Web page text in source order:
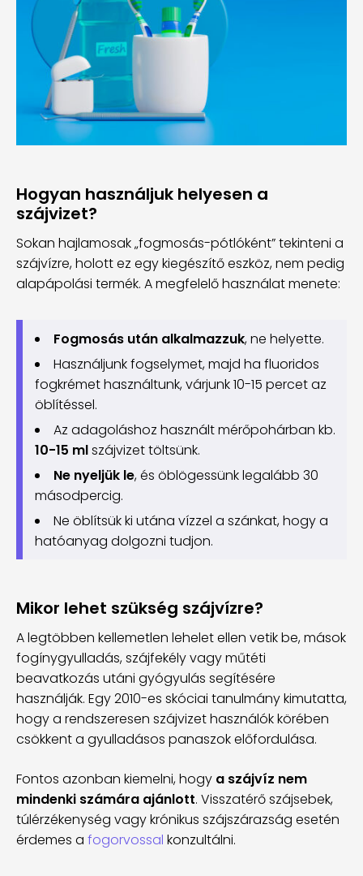
Hogyan használjuk helyesen a
szájvizet?
Sokan hajlamosak „fogmosás-pótlóként” tekinteni a
szájvízre, holott ez egy kiegészítő eszköz, nem pedig
alapápolási termék. A megfelelő használat menete:
Fogmosás után alkalmazzuk, ne helyette.
Használjunk fogselymet, majd ha fluoridos
fogkrémet használtunk, várjunk 10-15 percet az
öblítéssel.
Az adagoláshoz használt mérőpohárban kb.
10-15 mlszájvizet töltsünk.
Ne nyeljük le, és öblögessünk legalább 30
másodpercig.
Ne öblítsük ki utána vízzel a szánkat, hogy a
hatóanyag dolgozni tudjon.
Mikor lehet szükség szájvízre?
A legtöbben kellemetlen lehelet ellen vetik be, mások
fogínygyulladás, szájfekély vagy műtéti
beavatkozás utáni gyógyulás segítésére
használják. Egy 2010-es skóciai tanulmány kimutatta,
hogy a rendszeresen szájvizet használók körében
csökkent a gyulladásos panaszok előfordulása.
Fontos azonban kiemelni, hogy a szájvíz nem
mindenki számára ajánlott. Visszatérő szájsebek,
túlérzékenység vagy krónikus szájszárazság esetén
érdemes a fogorvossal konzultálni.